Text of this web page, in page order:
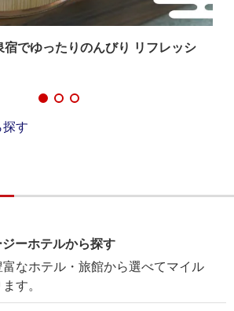
宿でゆったりのんびり リフレッシ
探す
ーホテルから探す
富なホテル・旅館から選べてマイル
す。